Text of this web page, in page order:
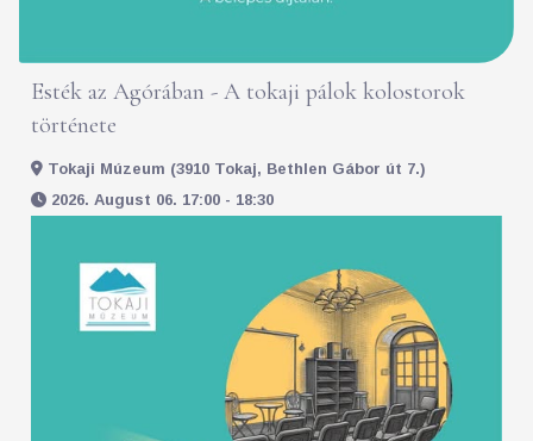
Esték az Agórában - A tokaji pálok kolostorok
története
Tokaji Múzeum (3910 Tokaj, Bethlen Gábor út 7.)
2026. August 06. 17:00 - 18:30